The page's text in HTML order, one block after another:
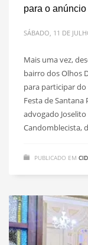
para o anúncio
SÁBADO, 11 DE
Mais uma vez,
bairro dos Olhos
para participar
Festa de Santana
advogado
Candomblecista,
PUBLICADO EM